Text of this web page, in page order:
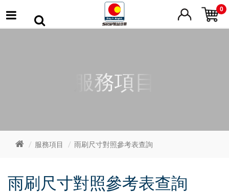
0
服務項目
服務項目 雨刷尺寸對照參考表查詢
雨刷尺寸對照參考表查詢